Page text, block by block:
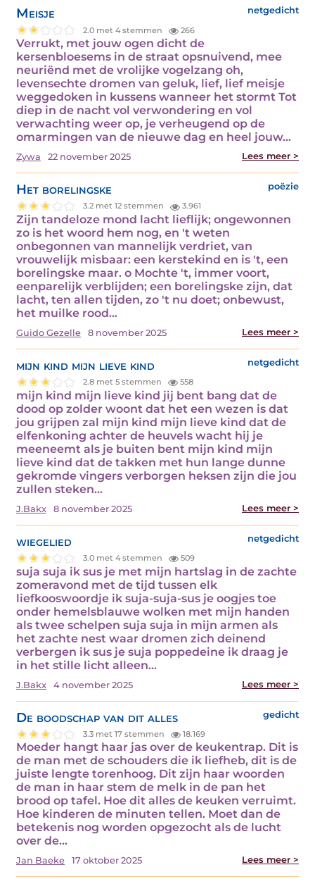
Meisje netgedicht
2.0 met 4 stemmen 266
Verrukt, met jouw ogen dicht de
kersenbloesems in de straat opsnuivend, mee
neuriënd met de vrolijke vogelzang oh,
levensechte dromen van geluk, lief, lief meisje
weggedoken in kussens wanneer het stormt Tot
diep in de nacht vol verwondering en vol
verwachting weer op, je verheugend op de
omarmingen van de nieuwe dag en heel jouw…
Zywa 22 november 2025 Lees meer >
Het borelingske poëzie
3.2 met 12 stemmen 3.961
Zijn tandeloze mond lacht lieflijk; ongewonnen
zo is het woord hem nog, en 't weten
onbegonnen van mannelijk verdriet, van
vrouwelijk misbaar: een kerstekind en is 't, een
borelingske maar. o Mochte 't, immer voort,
eenparelijk verblijden; een borelingske zijn, dat
lacht, ten allen tijden, zo 't nu doet; onbewust,
het muilke rood…
Guido Gezelle 8 november 2025 Lees meer >
mijn kind mijn lieve kind netgedicht
2.8 met 5 stemmen 558
mijn kind mijn lieve kind jij bent bang dat de
dood op zolder woont dat het een wezen is dat
jou grijpen zal mijn kind mijn lieve kind dat de
elfenkoning achter de heuvels wacht hij je
meeneemt als je buiten bent mijn kind mijn
lieve kind dat de takken met hun lange dunne
gekromde vingers verborgen heksen zijn die jou
zullen steken…
J.Bakx 8 november 2025 Lees meer >
wiegelied netgedicht
3.0 met 4 stemmen 509
suja suja ik sus je met mijn hartslag in de zachte
zomeravond met de tijd tussen elk
liefkooswoordje ik suja-suja-sus je oogjes toe
onder hemelsblauwe wolken met mijn handen
als twee schelpen suja suja in mijn armen als
het zachte nest waar dromen zich deinend
verbergen ik sus je suja poppedeine ik draag je
in het stille licht alleen…
J.Bakx 4 november 2025 Lees meer >
De boodschap van dit alles gedicht
3.3 met 17 stemmen 18.169
Moeder hangt haar jas over de keukentrap. Dit is
de man met de schouders die ik liefheb, dit is de
juiste lengte torenhoog. Dit zijn haar woorden
de man in haar stem de melk in de pan het
brood op tafel. Hoe dit alles de keuken verruimt.
Hoe kinderen de minuten tellen. Moet dan de
betekenis nog worden opgezocht als de lucht
over de…
Jan Baeke 17 oktober 2025 Lees meer >